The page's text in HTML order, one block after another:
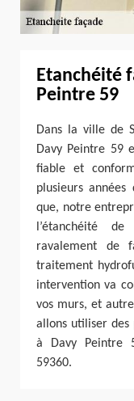
Etanchéité
Peintre 59
Dans la ville de
Davy Peintre 59
fiable et
plusieurs
que, notre
l’étanchéité
ravalement de
traitement
intervention va
vos murs, et
allons utiliser des
à Davy Peintre
59360.